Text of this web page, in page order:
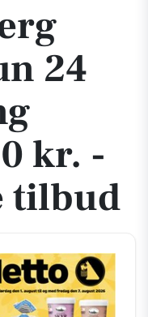
24
kr. -
tilbud